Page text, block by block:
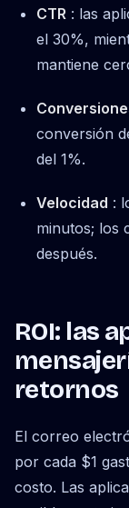
CTR : las
el 30%,
mantiene
conversión
del 1%.
Velocidad :
minutos; los
después.
ROI: las
retornos
El correo
por cada $1
costo. Las